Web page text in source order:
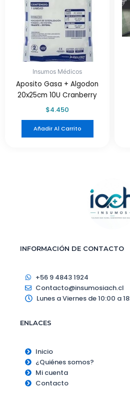
Insumos Médicos
Aposito Gasa + Algodon
20x25cm 10U Cranberry
$4.450
Añadir Al Carrito
INFORMACIÓN DE CONTACTO
+56 9 4843 1924
Contacto@insumosiach.cl
Lunes a Viernes de 10:00 a
ENLACES
Inicio
¿Quiénes somos?
Mi cuenta
Contacto